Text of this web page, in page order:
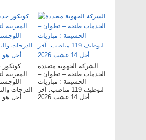
كونكور
المغربية
الدرجات
أجل هو 4 شتنبر 2026
الشركة الجهوية متعددة
الخدمات طنجة – تطوان –
الحسيمة : مباريات
لتوظيف 119 مناصب. آخر
أجل 14 غشت 2026